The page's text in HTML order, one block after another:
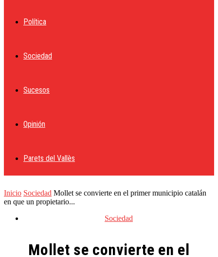
Política
Sociedad
Sucesos
Opinión
Parets del Vallès
Inicio Sociedad Mollet se convierte en el primer municipio catalán
en que un propietario...
Sociedad
Mollet se convierte en el